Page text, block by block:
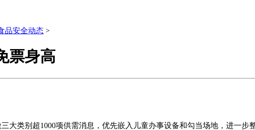
品安全动态 >
票身高
类别超1000项供需消息，优先嵌入儿童办事设备和勾当场地，进一步